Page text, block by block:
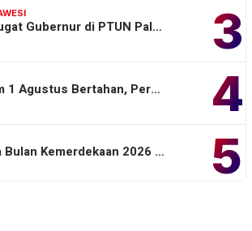
3
Gubernur di PTUN Pal…
4
1 Agustus Bertahan, Per…
5
Bulan Kemerdekaan 2026 …